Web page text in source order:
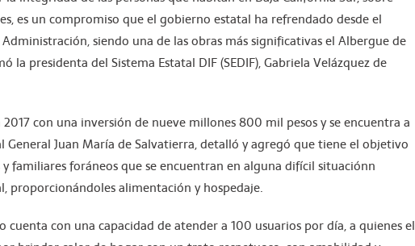
es un compromiso que el gobierno estatal ha refrendado desde el
siendo una de las obras más significativas el Albergue de
la presidenta del Sistema Estatal DIF (SEDIF), Gabriela Velázquez de
con una inversión de nueve millones 800 mil pesos y se encuentra a
General Juan María de Salvatierra, detalló y agregó que tiene el objetivo
familiares foráneos que se encuentran en alguna difícil situaciónn
proporcionándoles alimentación y hospedaje.
cuenta con una capacidad de atender a 100 usuarios por día, a quienes el